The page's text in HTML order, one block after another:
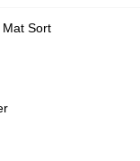
Mat Sort